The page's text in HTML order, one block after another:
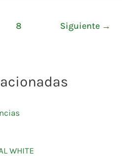
8 Siguiente →
WHITE